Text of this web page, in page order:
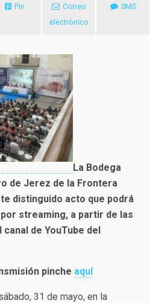
Pin
Correo
electrónico
SMS
La Bodega
de Jerez de la Frontera
distinguido acto que podrá
streaming, a partir de las
de YouTube del
pinche aquí
31 de mayo, en la